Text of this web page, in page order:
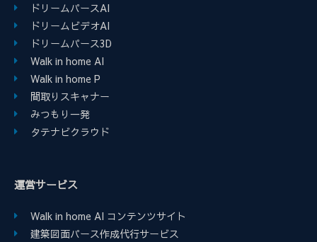
ドリームパースAI
ドリームビデオAI
ドリームパース3D
Walk in home AI
Walk in home P
間取りスキャナー
みつもり一発
タテナビクラウド
運営サービス
Walk in home AI コンテンツサイト
建築図面パース作成代行サービス